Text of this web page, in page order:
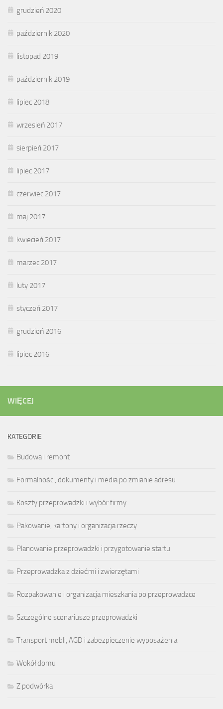
grudzień 2020
październik 2020
listopad 2019
październik 2019
lipiec 2018
wrzesień 2017
sierpień 2017
lipiec 2017
czerwiec 2017
maj 2017
kwiecień 2017
marzec 2017
luty 2017
styczeń 2017
grudzień 2016
lipiec 2016
WIĘCEJ
KATEGORIE
Budowa i remont
Formalności, dokumenty i media po zmianie adresu
Koszty przeprowadzki i wybór firmy
Pakowanie, kartony i organizacja rzeczy
Planowanie przeprowadzki i przygotowanie startu
Przeprowadzka z dziećmi i zwierzętami
Rozpakowanie i organizacja mieszkania po przeprowadzce
Szczególne scenariusze przeprowadzki
Transport mebli, AGD i zabezpieczenie wyposażenia
Wokół domu
Z podwórka